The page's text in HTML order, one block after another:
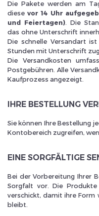
Die Pakete werden am
diese vor 14 Uhr
und Feiertagen) . Die
das ohne Unterschrift
Die schnelle Versandart
Stunden mit Unterschrift
Die Versandkosten
Postgebühren. Alle
Kaufprozess angezeigt.
IHRE BESTELLUNG
Sie können Ihre Bestellung
Kontobereich zugreifen,
EINE SORGFÄLTIGE
Bei der Vorbereitung Ihrer
Sorgfalt vor. Die
verschickt, damit ihre Form
bleibt.